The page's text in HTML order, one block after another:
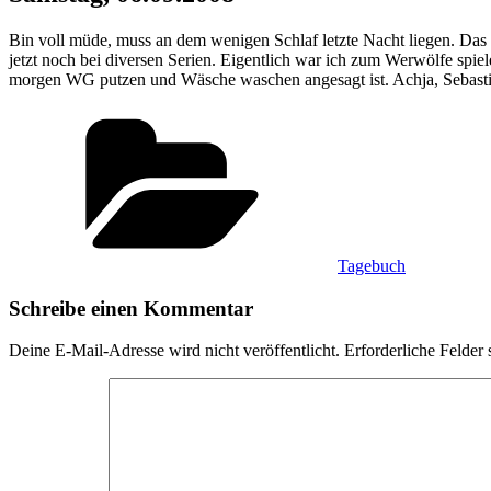
Bin voll müde, muss an dem wenigen Schlaf letzte Nacht liegen.
jetzt noch bei diversen Serien. Eigentlich war ich zum Werwölfe
morgen WG putzen und Wäsche waschen angesagt ist. Achja,
Tagebuch
Schreibe einen Kommentar
Deine E-Mail-Adresse wird nicht veröffentlicht. Erforderliche Felder